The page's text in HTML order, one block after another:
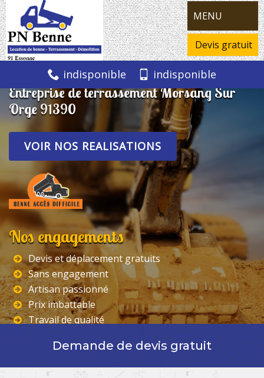
MENU
Devis gratuit
indisponible indisponible
Entreprise de terrassement Morsang Sur
Orge 91390
VOIR NOS REALISATIONS
Nos engagements
Devis et déplacement gratuits
Sans engagement
Artisan passionné
Prix imbattable
Travail de qualité
Demande de devis gratuit